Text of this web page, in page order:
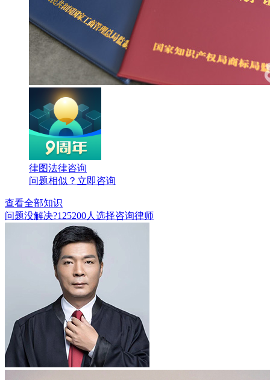
律图法律咨询
问题相似？ 立即咨询
查看全部知识
问题没解决?125200人选择咨询律师